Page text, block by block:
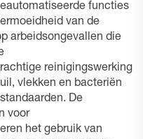
functies
van de
arbeidsongevallen die
reinigingswerking
vlekken en bacteriën
De
voor
het gebruik van